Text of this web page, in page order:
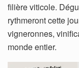
filière viticole.
rythmeront cette
vigneronnes,
monde entier.